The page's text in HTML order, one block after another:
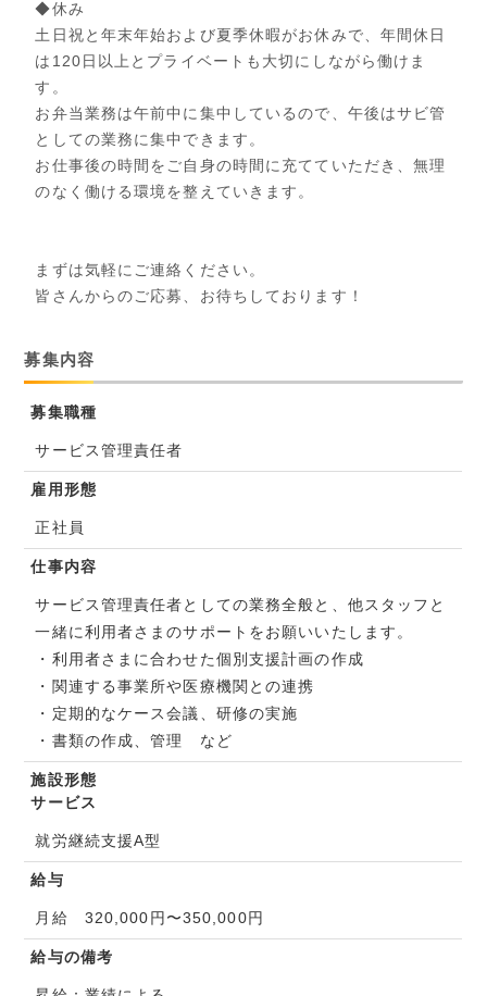
◆休み
土日祝と年末年始および夏季休暇がお休みで、年間休日
は120日以上とプライベートも大切にしながら働けま
す。
お弁当業務は午前中に集中しているので、午後はサビ管
としての業務に集中できます。
お仕事後の時間をご自身の時間に充てていただき、無理
のなく働ける環境を整えていきます。
まずは気軽にご連絡ください。
皆さんからのご応募、お待ちしております！
募集内容
募集職種
サービス管理責任者
雇用形態
正社員
仕事内容
サービス管理責任者としての業務全般と、他スタッフと
一緒に利用者さまのサポートをお願いいたします。
・利用者さまに合わせた個別支援計画の作成
・関連する事業所や医療機関との連携
・定期的なケース会議、研修の実施
・書類の作成、管理 など
施設形態
サービス
就労継続支援A型
給与
月給 320,000円〜350,000円
給与の備考